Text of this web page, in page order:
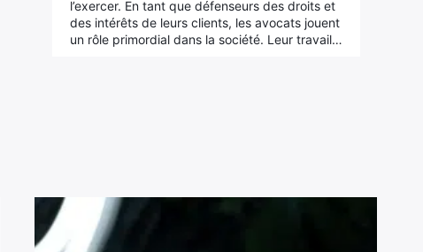
l’exercer. En tant que défenseurs des droits et
des intérêts de leurs clients, les avocats jouent
un rôle primordial dans la société. Leur travail…